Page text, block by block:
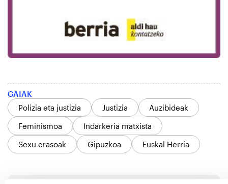
GAIAK
Polizia eta justizia
Justizia
Auzibideak
Feminismoa
Indarkeria matxista
Sexu erasoak
Gipuzkoa Euskal Herria